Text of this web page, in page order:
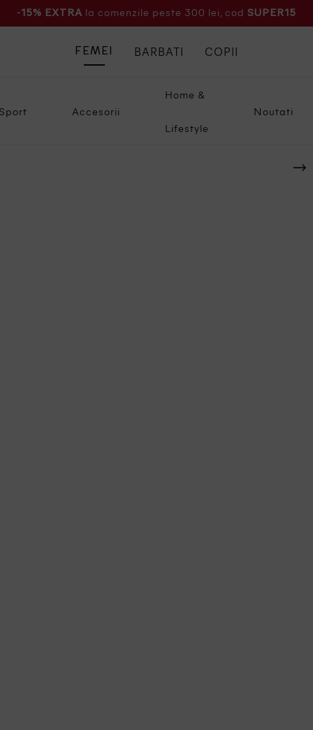
-15% EXTRA la comenzile peste 300 lei, cod SUPER15
Accesorii
Home &
Lifestyle
Noutati
FEMEI BARBATI COPII